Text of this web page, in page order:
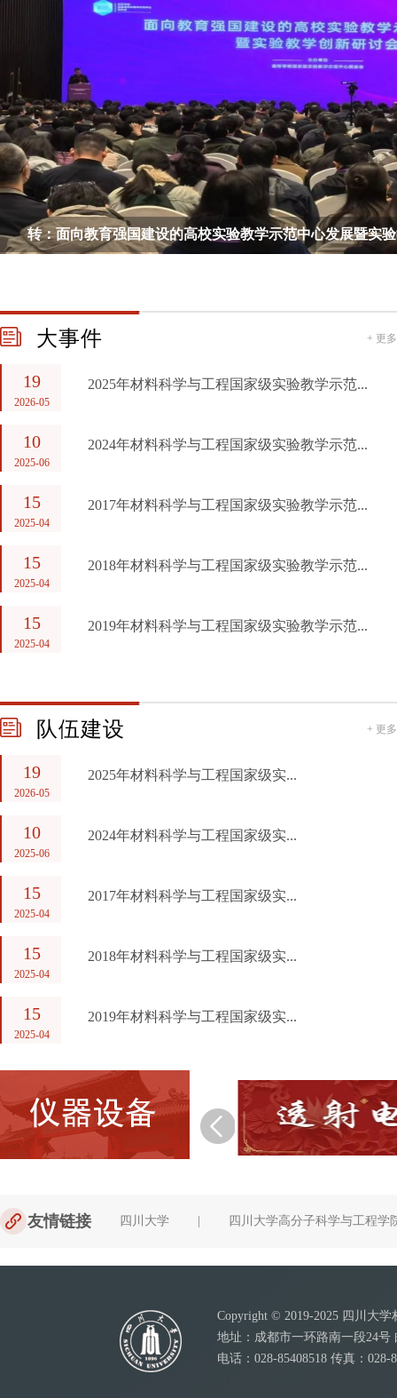
转：面向教育强国建设的高校实验教学示范中心发展暨实
大事件 + 更多
19
2026-05
2025年材料科学与工程国家级实验教学示范...
10
2025-06
2024年材料科学与工程国家级实验教学示范...
15
2025-04
2017年材料科学与工程国家级实验教学示范...
15
2025-04
2018年材料科学与工程国家级实验教学示范...
15
2025-04
2019年材料科学与工程国家级实验教学示范...
队伍建设 + 更多
19
2026-05
2025年材料科学与工程国家级实...
10
2025-06
2024年材料科学与工程国家级实...
15
2025-04
2017年材料科学与工程国家级实...
15
2025-04
2018年材料科学与工程国家级实...
15
2025-04
2019年材料科学与工程国家级实...
友情链接 四川大学 四川大学高分子科学与工程学
Copyright © 2019-2025 四川大
地址：成都市一环路南一段24号
电话：028-85408518 传真：028-